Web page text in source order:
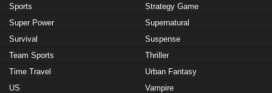
Sports
Strategy Game
Super Power
Supernatural
Survival
Suspense
Team Sports
Thriller
Time Travel
Urban Fantasy
US
Vampire